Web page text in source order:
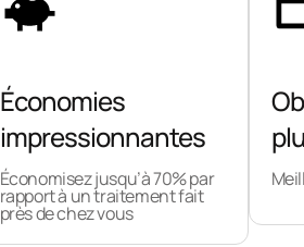
Économies
impressionnantes
Économisez jusqu’à 70% par
rapport à un traitement fait
près de chez vous